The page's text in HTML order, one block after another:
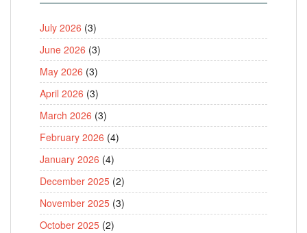
July 2026 (3)
June 2026 (3)
May 2026 (3)
April 2026 (3)
March 2026 (3)
February 2026 (4)
January 2026 (4)
December 2025 (2)
November 2025 (3)
October 2025 (2)